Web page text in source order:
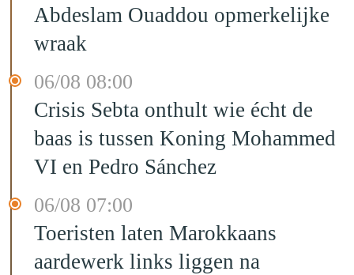
Abdeslam Ouaddou opmerkelijke
wraak
06/08 08:00
Crisis Sebta onthult wie écht de
baas is tussen Koning Mohammed
VI en Pedro Sánchez
06/08 07:00
Toeristen laten Marokkaans
aardewerk links liggen na